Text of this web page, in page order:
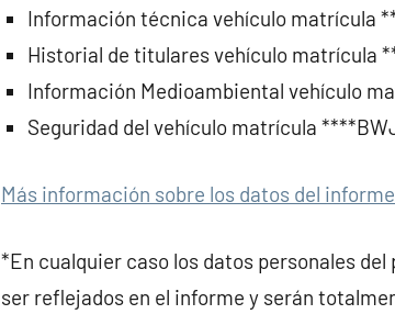
Información técnica vehículo matrícula
Historial de titulares vehículo matrícula
Información Medioambiental vehículo
Seguridad del vehículo matrícula
Más información sobre los datos del
*En cualquier caso los datos personales
ser reflejados en el informe y serán